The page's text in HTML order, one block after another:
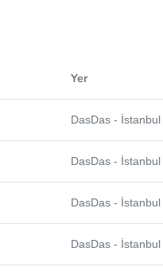
Yer
DasDas - İstanbul
DasDas - İstanbul
DasDas - İstanbul
DasDas - İstanbul